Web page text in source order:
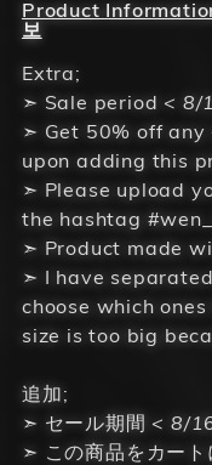
Product
보
Extra;
➣ Sale period < 8/
➣ Get 50% off any
upon adding this
➣ Please upload
the hashtag
➣ Product made
➣ I have
choose which
size is too big
追加;
➣ セール期間 < 8/
➣ この商品をカー